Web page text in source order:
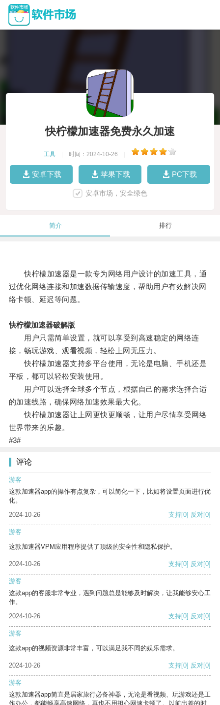
快柠檬加速器免费永久加速
工具 时间：2024-10-26
安卓下载 苹果下载 PC下载
安卓市场，安全绿色
简介 排行
快柠檬加速器是一款专为网络用户设计的加速工具，通
过优化网络连接和加速数据传输速度，帮助用户有效解决网
络卡顿、延迟等问题。
快柠檬加速器破解版
用户只需简单设置，就可以享受到高速稳定的网络连
接，畅玩游戏、观看视频，轻松上网无压力。
快柠檬加速器支持多平台使用，无论是电脑、手机还是
平板，都可以轻松安装使用。
用户可以选择全球多个节点，根据自己的需求选择合适
的加速线路，确保网络加速效果最大化。
快柠檬加速器让上网更快更顺畅，让用户尽情享受网络
世界带来的乐趣。
#3#
评论
游客
这款加速器app的操作有点复杂，可以简化一下，比如将设置页面进行优
化。
2024-10-26
支持[0] 反对[0]
游客
这款加速器VPM应用程序提供了顶级的安全性和隐私保护。
2024-10-26 支持[0] 反对[0]
游客
这款app的客服非常专业，遇到问题总是能够及时解决，让我能够安心工
作。
2024-10-26
支持[0] 反对[0]
游客
这款app的视频资源非常丰富，可以满足我不同的娱乐需求。
2024-10-26 支持[0] 反对[0]
游客
这款加速器app简直是居家旅行必备神器，无论是看视频、玩游戏还是工
作办公，都能畅享高速网络，再也不用担心网速卡顿了。以前出差的时